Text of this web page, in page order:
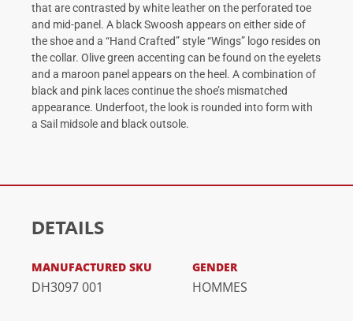
that are contrasted by white leather on the perforated toe
and mid-panel. A black Swoosh appears on either side of
the shoe and a “Hand Crafted” style “Wings” logo resides on
the collar. Olive green accenting can be found on the eyelets
and a maroon panel appears on the heel. A combination of
black and pink laces continue the shoe’s mismatched
appearance. Underfoot, the look is rounded into form with
a Sail midsole and black outsole.
DETAILS
MANUFACTURED SKU
DH3097 001
GENDER
HOMMES